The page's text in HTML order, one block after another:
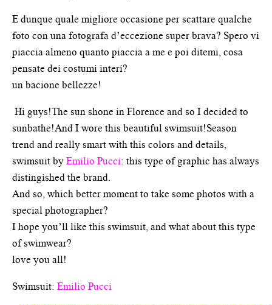
E dunque quale migliore occasione per scattare qualche
foto con una fotografa d’eccezione super brava? Spero vi
piaccia almeno quanto piaccia a me e poi ditemi, cosa
pensate dei costumi interi?
un bacione bellezze!
Hi guys!The sun shone in Florence and so I decided to
sunbathe!And I wore this beautiful swimsuit!Season
trend and really smart with this colors and details,
swimsuit byEmilio Pucci: this type of graphic has always
distingished the brand.
And so, which better moment to take some photos with a
special photographer?
I hope you’ll like this swimsuit, and what about this type
of swimwear?
love you all!
Swimsuit: Emilio Pucci